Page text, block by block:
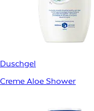
Duschgel
Creme Aloe Shower